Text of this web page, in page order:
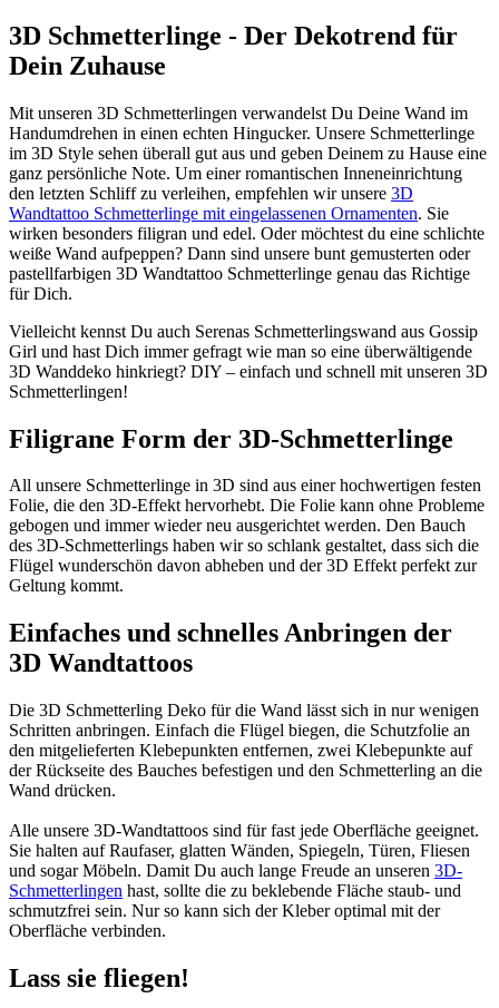
3D Schmetterlinge - Der Dekotrend für
Dein Zuhause
Mit unseren 3D Schmetterlingen verwandelst Du Deine Wand im
Handumdrehen in einen echten Hingucker. Unsere Schmetterlinge
im 3D Style sehen überall gut aus und geben Deinem zu Hause eine
ganz persönliche Note. Um einer romantischen Inneneinrichtung
den letzten Schliff zu verleihen, empfehlen wir unsere 3D
Wandtattoo Schmetterlinge mit eingelassenen Ornamenten. Sie
wirken besonders filigran und edel. Oder möchtest du eine schlichte
weiße Wand aufpeppen? Dann sind unsere bunt gemusterten oder
pastellfarbigen 3D Wandtattoo Schmetterlinge genau das Richtige
für Dich.
Vielleicht kennst Du auch Serenas Schmetterlingswand aus Gossip
Girl und hast Dich immer gefragt wie man so eine überwältigende
3D Wanddeko hinkriegt? DIY – einfach und schnell mit unseren 3D
Schmetterlingen!
Filigrane Form der 3D-Schmetterlinge
All unsere Schmetterlinge in 3D sind aus einer hochwertigen festen
Folie, die den 3D-Effekt hervorhebt. Die Folie kann ohne Probleme
gebogen und immer wieder neu ausgerichtet werden. Den Bauch
des 3D-Schmetterlings haben wir so schlank gestaltet, dass sich die
Flügel wunderschön davon abheben und der 3D Effekt perfekt zur
Geltung kommt.
Einfaches und schnelles Anbringen der
3D Wandtattoos
Die 3D Schmetterling Deko für die Wand lässt sich in nur wenigen
Schritten anbringen. Einfach die Flügel biegen, die Schutzfolie an
den mitgelieferten Klebepunkten entfernen, zwei Klebepunkte auf
der Rückseite des Bauches befestigen und den Schmetterling an die
Wand drücken.
Alle unsere 3D-Wandtattoos sind für fast jede Oberfläche geeignet.
Sie halten auf Raufaser, glatten Wänden, Spiegeln, Türen, Fliesen
und sogar Möbeln. Damit Du auch lange Freude an unseren 3D-
Schmetterlingen hast, sollte die zu beklebende Fläche staub- und
schmutzfrei sein. Nur so kann sich der Kleber optimal mit der
Oberfläche verbinden.
Lass sie fliegen!